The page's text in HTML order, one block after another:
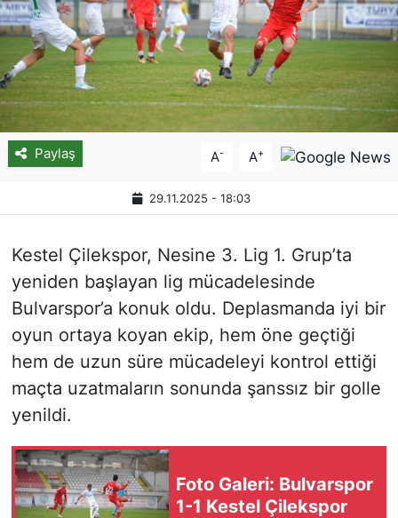
Paylaş A- A+
29.11.2025 - 18:03
Kestel Çilekspor, Nesine 3. Lig 1. Grup’ta
yeniden başlayan lig mücadelesinde
Bulvarspor’a konuk oldu. Deplasmanda iyi bir
oyun ortaya koyan ekip, hem öne geçtiği
hem de uzun süre mücadeleyi kontrol ettiği
maçta uzatmaların sonunda şanssız bir golle
yenildi.
Foto Galeri: Bulvarspor
1-1 Kestel Çilekspor